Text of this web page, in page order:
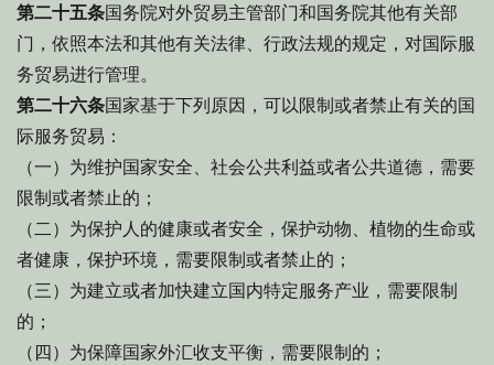
第二十五条国务院对外贸易主管部门和国务院其他有关部
门，依照本法和其他有关法律、行政法规的规定，对国际服
务贸易进行管理。
第二十六条国家基于下列原因，可以限制或者禁止有关的国
际服务贸易：
（一）为维护国家安全、社会公共利益或者公共道德，需要
限制或者禁止的；
（二）为保护人的健康或者安全，保护动物、植物的生命或
者健康，保护环境，需要限制或者禁止的；
（三）为建立或者加快建立国内特定服务产业，需要限制
的；
（四）为保障国家外汇收支平衡，需要限制的；